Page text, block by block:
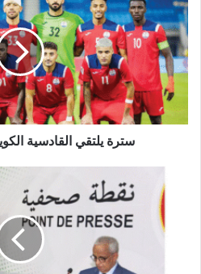
سترة يلتقي القادسية